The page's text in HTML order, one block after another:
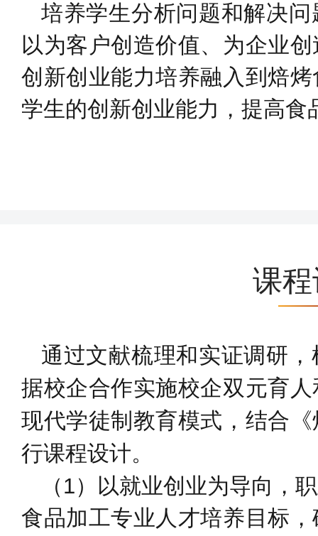
培养学生分析问题和解决
以为客户创造价值、为企业
创新创业能力培养融入到焙
学生的创新创业能力，提高食
课
通过文献梳理和实证调研
据校企合作实施校企双元育
现代学徒制教育模式，结合
行课程设计。
（1）以就业创业为导向，
食品加工专业人才培养目标